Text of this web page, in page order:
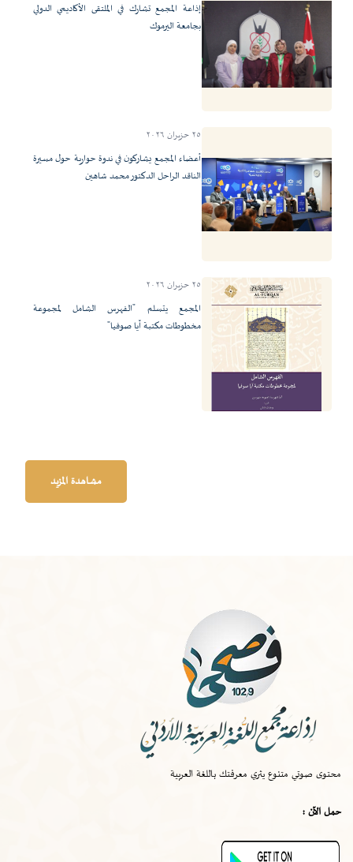
إذاعة المجمع تشارك في الملتقى الأكاديمي الدولي
بجامعة اليرموك
٢٥ حزيران ٢٠٢٦
أعضاء المجمع يشاركون في ندوة حوارية حول مسيرة
الناقد الراحل الدكتور محمد شاهين
٢٥ حزيران ٢٠٢٦
المجمع يتسلم "الفهرس الشامل لمجموعة
مخطوطات مكتبة آيا صوفيا"
مشاهدة المزيد
محتوى صوتي متنوع يثري معرفتك باللغة العربية
حمل الآن :
الخميس
صواب
قصة اختراع